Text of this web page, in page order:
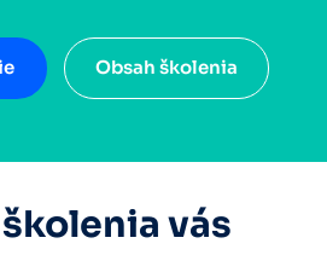
Obsah školenia
vás